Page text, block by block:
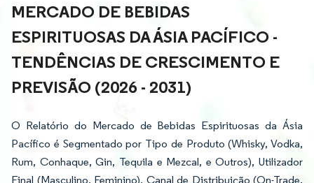
MERCADO DE BEBIDAS
ESPIRITUOSAS DA ÁSIA PACÍFICO -
TENDÊNCIAS DE CRESCIMENTO E
PREVISÃO (2026 - 2031)
O Relatório do Mercado de Bebidas Espirituosas da Ásia
Pacífico é Segmentado por Tipo de Produto (Whisky, Vodka,
Rum, Conhaque, Gin, Tequila e Mezcal, e Outros), Utilizador
Final (Masculino, Feminino), Canal de Distribuição (On-Trade,